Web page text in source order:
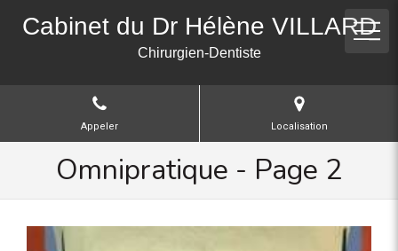
Cabinet du Dr Hélène VILLARD
Chirurgien-Dentiste
Appeler Localisation
Omnipratique - Page 2